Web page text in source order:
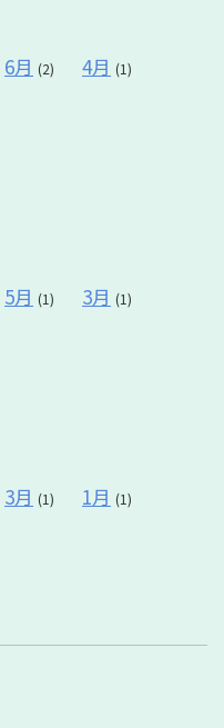
6月 (2) 4月 (1)
5月 (1) 3月 (1)
3月 (1) 1月 (1)